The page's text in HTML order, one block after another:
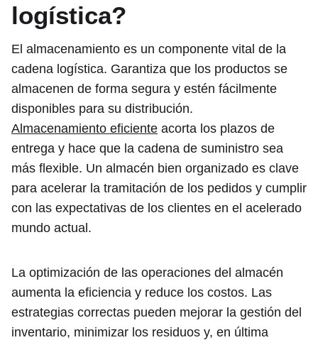
logística?
El almacenamiento es un componente vital de la
cadena logística. Garantiza que los productos se
almacenen de forma segura y estén fácilmente
disponibles para su distribución.
Almacenamiento eficiente acorta los plazos de
entrega y hace que la cadena de suministro sea
más flexible. Un almacén bien organizado es clave
para acelerar la tramitación de los pedidos y cumplir
con las expectativas de los clientes en el acelerado
mundo actual.
La optimización de las operaciones del almacén
aumenta la eficiencia y reduce los costos. Las
estrategias correctas pueden mejorar la gestión del
inventario, minimizar los residuos y, en última